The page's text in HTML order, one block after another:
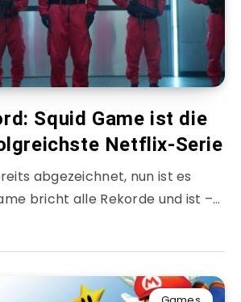
Squid Game ist die
Netflix-Serie
abgezeichnet, nun ist es
bricht alle Rekorde und ist –…